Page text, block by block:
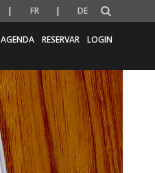
FR DE
AGENDA RESERVAR LOGIN